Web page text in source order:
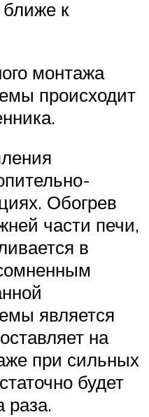
к
монтажа
происходит
Обогрев
части печи,
в
является
на
при сильных
будет
раза.